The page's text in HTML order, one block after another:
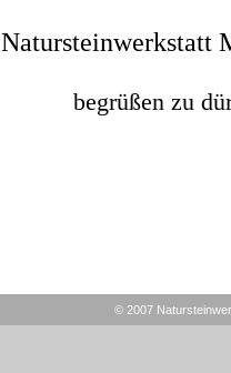
Natursteinwerkstatt
begrüßen zu
© 2007